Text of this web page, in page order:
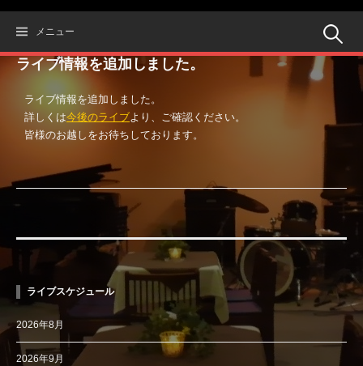
メニュー 検
索:
ライブ情報を追加しました。
ライブ情報を追加しました。
詳しくは今後のライブより、ご確認ください。
皆様のお越しをお待ちしております。
ライブスケジュール
2026年8月
2026年9月